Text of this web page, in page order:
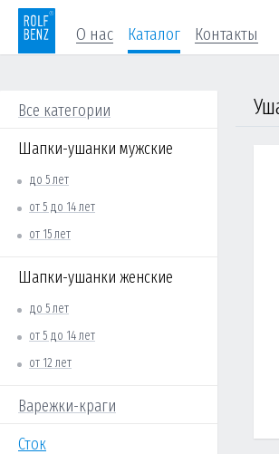
О нас Каталог Контакты
Все категории
Шапки-ушанки мужские
до 5 лет
от 5 до 14 лет
от 15 лет
Шапки-ушанки женские
до 5 лет
от 5 до 14 лет
от 12 лет
Варежки-краги
Сток